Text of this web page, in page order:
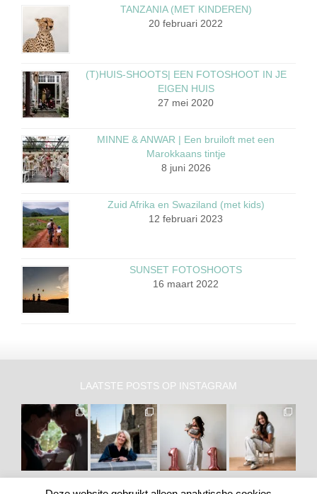
TANZANIA (MET KINDEREN)
20 februari 2022
(T)HUIS-SHOOTS| EEN FOTOSHOOT IN JE
EIGEN HUIS
27 mei 2020
MINNE & ANWAR | Een bruiloft met een
Marokkaans tintje
8 juni 2026
Zuid Afrika en Swaziland (met kids)
12 februari 2023
SUNSET FOTOSHOOTS
16 maart 2022
LAATSTE POSTS OP INSTAGRAM